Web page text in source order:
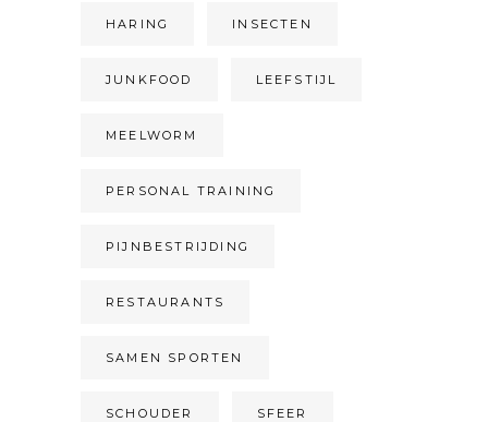
HARING INSECTEN
JUNKFOOD LEEFSTIJL
MEELWORM
PERSONAL TRAINING
PIJNBESTRIJDING
RESTAURANTS
SAMEN SPORTEN
SCHOUDER SFEER